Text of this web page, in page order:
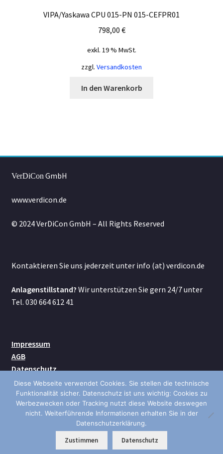
VIPA/Yaskawa CPU 015-PN 015-CEFPR01
798,00 €
exkl. 19 % MwSt.
zzgl. Versandkosten
In den Warenkorb
VerDiConGmbH
www.verdicon.de
© 2024 VerDiCon GmbH – All Rights Reserved
Kontaktieren Sie uns jederzeit unter info (at) verdicon.de
Anlagenstillstand? Wir unterstützen Sie gern 24/7 unter
Tel. 030 664 612 41
Impressum
AGB
Datenschutz
Kontakt
Versand
Diese Webseite verwendet Cookies. Sie stellen die technische
Funktionalität sicher. Datenschutz ist uns wichtig: Cookies zu
Werbezwecken oder Tracking nutzt diese Website deswegen
nicht. Weiterführende Informationen erhalten Sie in der
Datenschutzerklärung.
Zustimmen Datenschutz